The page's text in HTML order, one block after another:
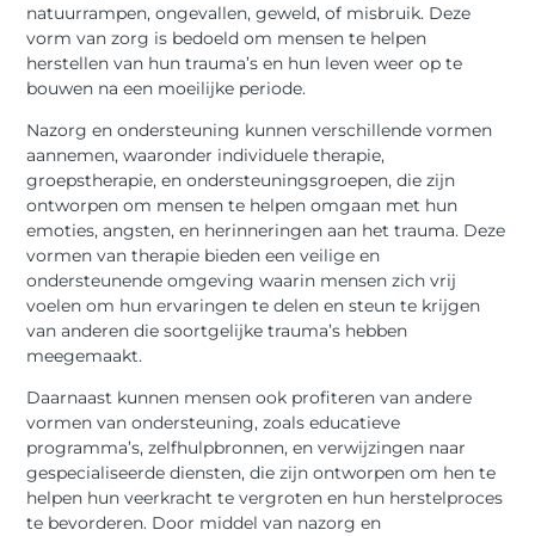
natuurrampen, ongevallen, geweld, of misbruik. Deze
vorm van zorg is bedoeld om mensen te helpen
herstellen van hun trauma’s en hun leven weer op te
bouwen na een moeilijke periode.
Nazorg en ondersteuning kunnen verschillende vormen
aannemen, waaronder individuele therapie,
groepstherapie, en ondersteuningsgroepen, die zijn
ontworpen om mensen te helpen omgaan met hun
emoties, angsten, en herinneringen aan het trauma. Deze
vormen van therapie bieden een veilige en
ondersteunende omgeving waarin mensen zich vrij
voelen om hun ervaringen te delen en steun te krijgen
van anderen die soortgelijke trauma’s hebben
meegemaakt.
Daarnaast kunnen mensen ook profiteren van andere
vormen van ondersteuning, zoals educatieve
programma’s, zelfhulpbronnen, en verwijzingen naar
gespecialiseerde diensten, die zijn ontworpen om hen te
helpen hun veerkracht te vergroten en hun herstelproces
te bevorderen. Door middel van nazorg en